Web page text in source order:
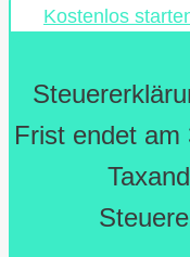
Kostenlos
Frist endet